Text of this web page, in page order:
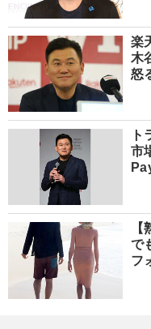
楽
木
怒
市
で
フ